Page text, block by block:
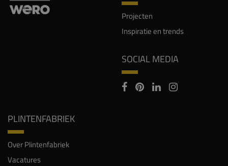
Projecten
Inspiratie en trends
SOCIAL MEDIA
PLINTENFABRIEK
Over Plintenfabriek
Vacatures